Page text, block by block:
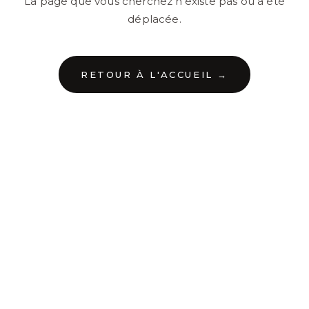
déplacée.
RETOUR À L'ACCUEIL →